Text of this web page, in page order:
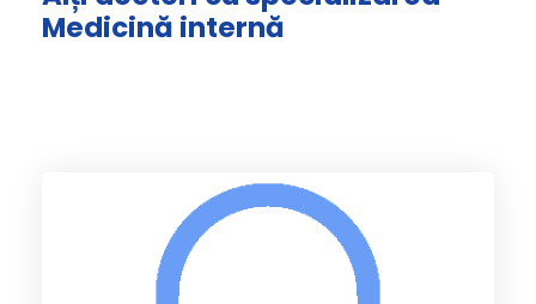
Medicină internă